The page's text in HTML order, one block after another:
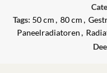
Tags: 50 cm, 80 cm,
Paneelradiatoren ,